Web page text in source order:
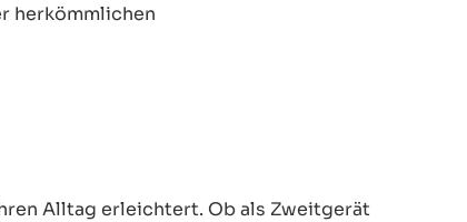
herkömmlichen
Alltag erleichtert. Ob als Zweitgerät